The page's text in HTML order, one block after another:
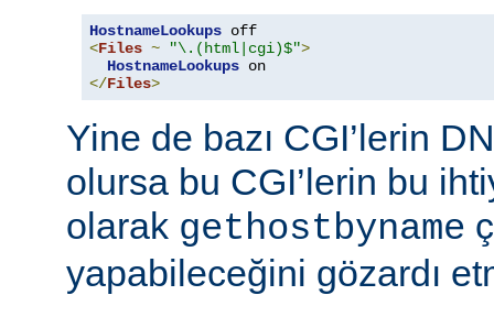
HostnameLookups
<Files ~ "\.(html|cgi)$">
HostnameLookups
</Files>
Yine de bazı CGI’lerin
olursa bu CGI’lerin bu
olarak gethostbyname
yapabileceğini gözardı